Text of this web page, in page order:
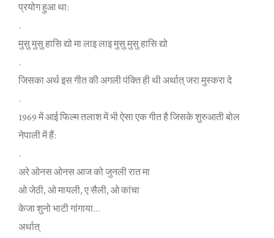
प्रयोग हुआ था:
.
मुसु मुसु हासि द्यो मा लाइ लाइ मुसु मुसु हासि द्यो
.
जिसका अर्थ इस गीत की अगली पंक्‍ति ही थी अर्थात् जरा मुस्‍करा दे
.
1969 में आई फिल्‍म तलाश में भी ऐसा एक गीत है जिसके शुरुआती बोल
नेपाली में हैं:
.
अरे ओनस ओनस आज को जुनली रात मा
ओ जेठी, ओ मायली, ए सैली, ओ कांचा
केजा शुनो भाटी गांगाया…
अर्थात्